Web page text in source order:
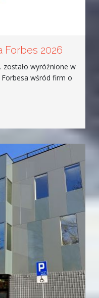
Forbes 2026
zostało wyróżnione w
wśród firm o